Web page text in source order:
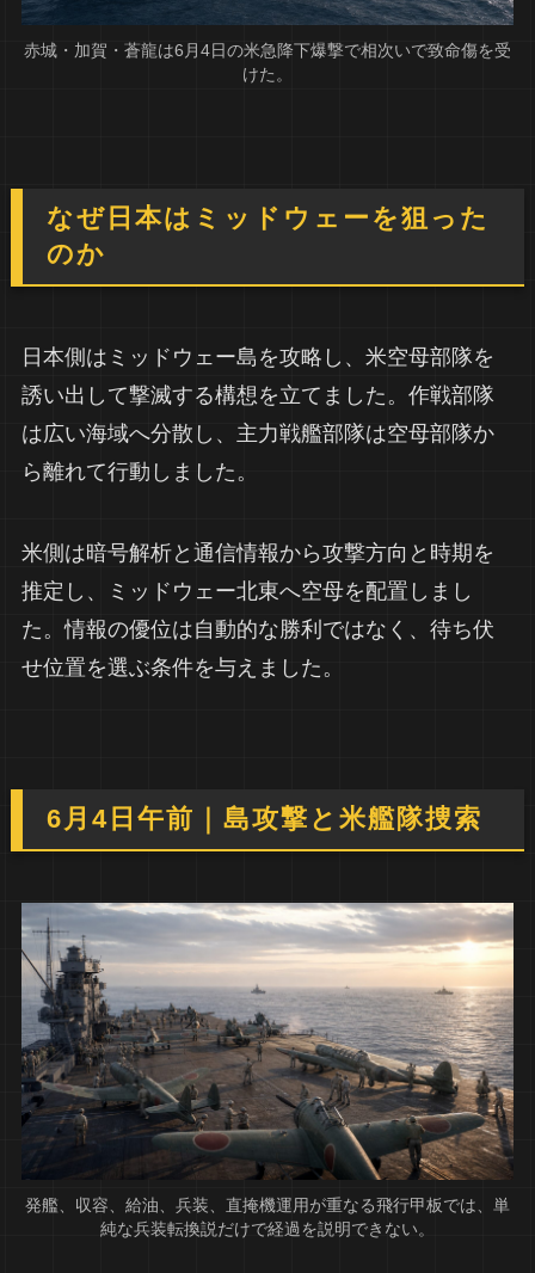
赤城・加賀・蒼龍は6月4日の米急降下爆撃で相次いで致命傷を受
けた。
なぜ日本はミッドウェーを狙った
のか
日本側はミッドウェー島を攻略し、米空母部隊を
誘い出して撃滅する構想を立てました。作戦部隊
は広い海域へ分散し、主力戦艦部隊は空母部隊か
ら離れて行動しました。
米側は暗号解析と通信情報から攻撃方向と時期を
推定し、ミッドウェー北東へ空母を配置しまし
た。情報の優位は自動的な勝利ではなく、待ち伏
せ位置を選ぶ条件を与えました。
6月4日午前｜島攻撃と米艦隊捜索
発艦、収容、給油、兵装、直掩機運用が重なる飛行甲板では、単
純な兵装転換説だけで経過を説明できない。